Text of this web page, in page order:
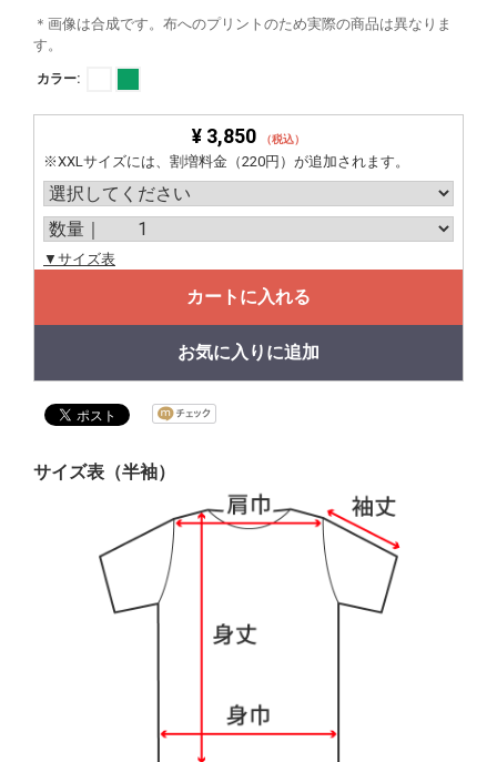
＊画像は合成です。布へのプリントのため実際の商品は異なりま
す。
カラー:
¥ 3,850 （税込）
※XXLサイズには、割増料金（220円）が追加されます。
▼サイズ表
カートに入れる
お気に入りに追加
サイズ表（半袖）